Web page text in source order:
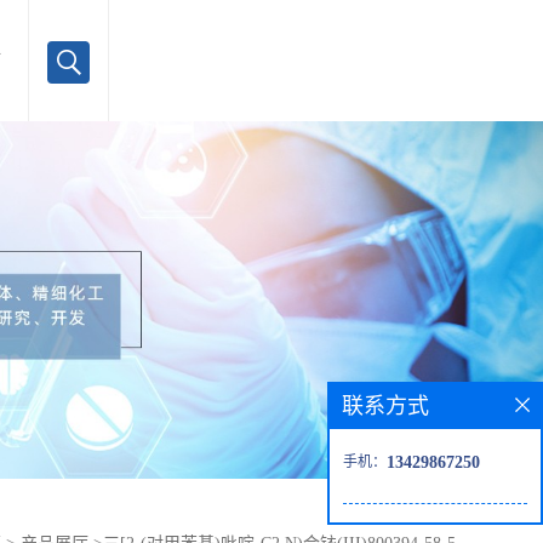
联系方式
手机： 13429867250